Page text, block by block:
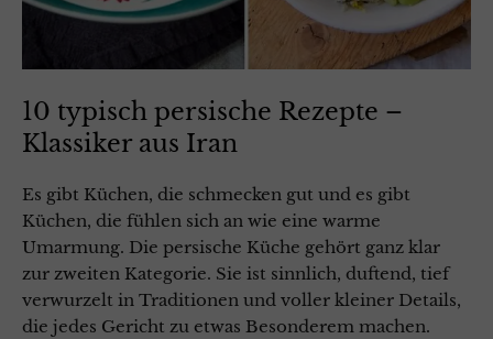
10 typisch persische Rezepte –
Klassiker aus Iran
Es gibt Küchen, die schmecken gut und es gibt
Küchen, die fühlen sich an wie eine warme
Umarmung. Die persische Küche gehört ganz klar
zur zweiten Kategorie. Sie ist sinnlich, duftend, tief
verwurzelt in Traditionen und voller kleiner Details,
die jedes Gericht zu etwas Besonderem machen.